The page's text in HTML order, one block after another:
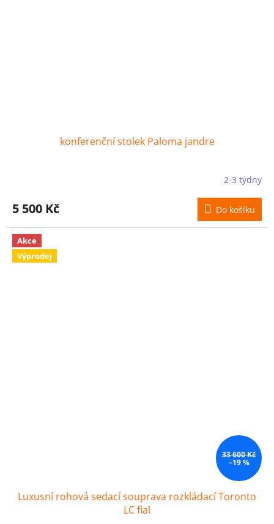
konferenční stolek Paloma jandre
2-3 týdny
5 500 Kč Do košíku
Akce
Výprodej
33 600 Kč
–19 %
Luxusní rohová sedací souprava rozkládací Toronto
LC fial